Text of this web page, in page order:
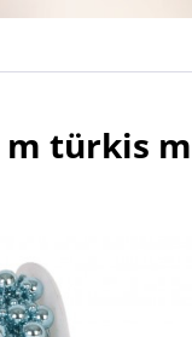
türkis